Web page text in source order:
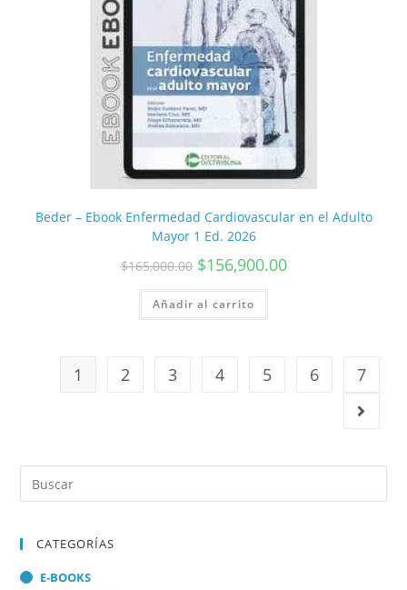
Beder – Ebook Enfermedad Cardiovascular en el Adulto
Mayor 1 Ed. 2026
$165,000.00 $156,900.00
Añadir al carrito
1 2 3 4 5 6 7
CATEGORÍAS
E-BOOKS